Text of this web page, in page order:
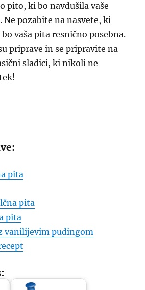
pito, ki bo navdušila vaše
Ne pozabite na nasvete, ki
vaša pita resnično posebna.
priprave in se pripravite na
sladici, ki nikoli ne
pita
pita
pita
vanilijevim pudingom